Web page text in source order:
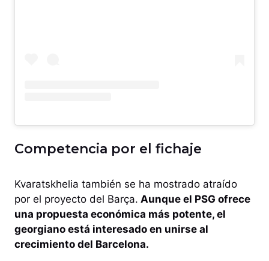
Competencia por el fichaje
Kvaratskhelia también se ha mostrado atraído
por el proyecto del Barça. Aunque el PSG ofrece
una propuesta económica más potente, el
georgiano está interesado en unirse al
crecimiento del Barcelona.